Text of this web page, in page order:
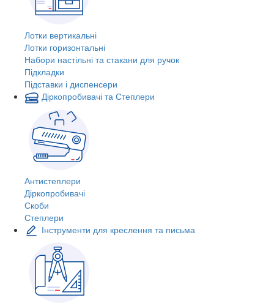
Лотки вертикальні
Лотки горизонтальні
Набори настільні та стакани для ручок
Підкладки
Підставки і диспенсери
Діркопробивачі та Степлери
Антистеплери
Діркопробивачі
Скоби
Степлери
Інструменти для креслення та письма